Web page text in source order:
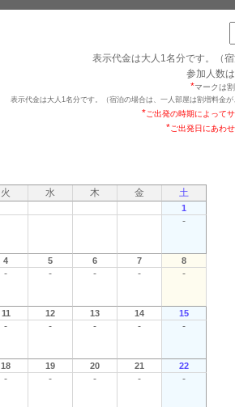
表示代金は大人1名分です。（
参加人数は
*マークは
表示代金は大人1名分です。（宿泊の場合は、一人部屋は割増料金
*ご出発の時期によって
*ご出発日にあわ
火 水 木 金 土
1
-
4 5 6 7 8
- - - - -
11 12 13 14 15
- - - - -
18 19 20 21 22
- - - - -